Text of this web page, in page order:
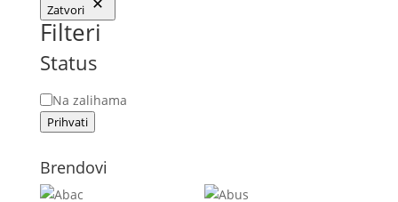
Zatvori
Filteri
Status
Status
Na zalihama
Prihvati
Brendovi